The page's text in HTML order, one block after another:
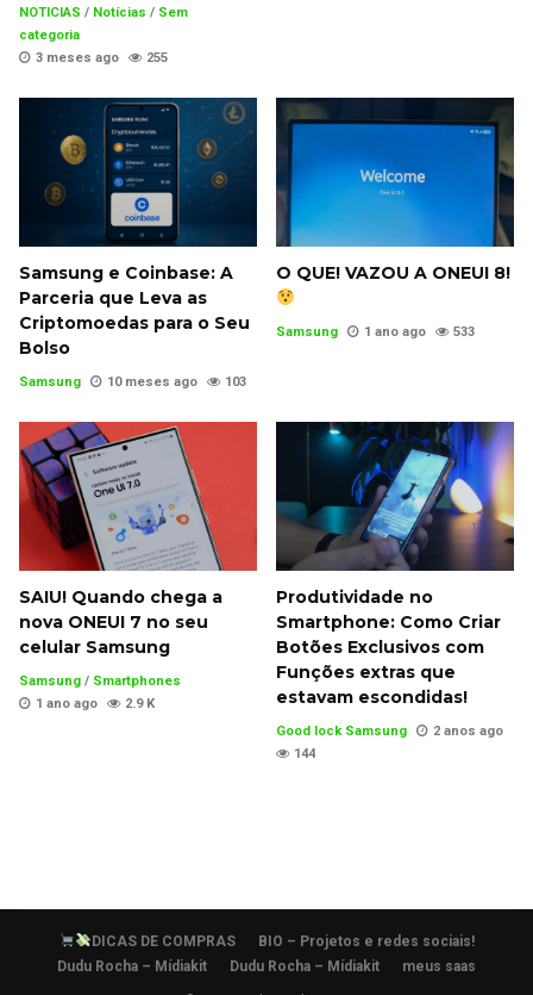
NOTICIAS / Notícias / Sem
categoria
3 meses ago
255
Samsung e Coinbase: A
Parceria que Leva as
Criptomoedas para o Seu
Bolso
Samsung 10 meses ago 103
O QUE! VAZOU A ONEUI 8!
Samsung 1 ano ago 533
SAIU! Quando chega a
nova ONEUI 7 no seu
celular Samsung
Samsung / Smartphones
1 ano ago
2.9 K
Produtividade no
Smartphone: Como Criar
Botões Exclusivos com
Funções extras que
estavam escondidas!
Good lock Samsung
2 anos ago
144
DICAS DE COMPRAS
BIO – Projetos e redes sociais!
Dudu Rocha – Mídiakit
Dudu Rocha – Mídiakit meus saas